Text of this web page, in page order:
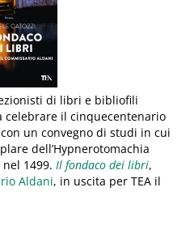
di libri e bibliofili
celebrare il cinquecentenario
un convegno di studi in cui
dell’Hypnerotomachia
1499. Il fondaco dei libri,
Aldani, in uscita per TEA il